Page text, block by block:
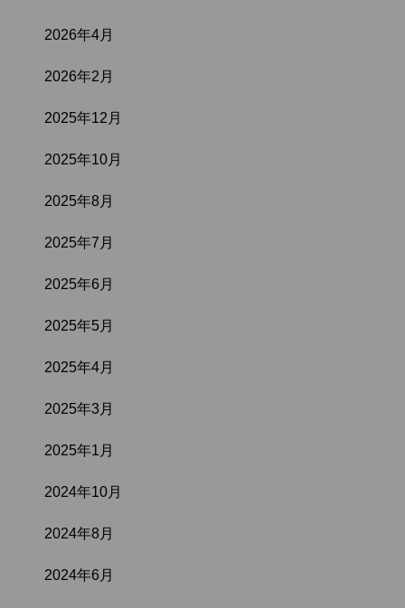
2026年4月
2026年2月
2025年12月
2025年10月
2025年8月
2025年7月
2025年6月
2025年5月
2025年4月
2025年3月
2025年1月
2024年10月
2024年8月
2024年6月